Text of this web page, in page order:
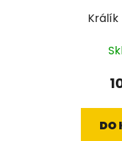
Králík
DO